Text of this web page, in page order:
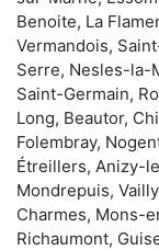
Benoite, La
Vermandois,
Serre, Nesles-la-
Saint-Germain,
Long, Beautor,
Folembray,
Étreillers, Anizy-
Mondrepuis,
Charmes, Mons-
Richaumont,